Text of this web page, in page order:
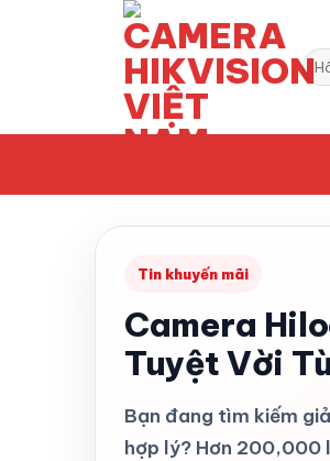
Tìm
Tin khuyến mãi
Camera
Tuyệt Vời
Bạn đang tìm kiếm
hợp lý? Hơn 200,000